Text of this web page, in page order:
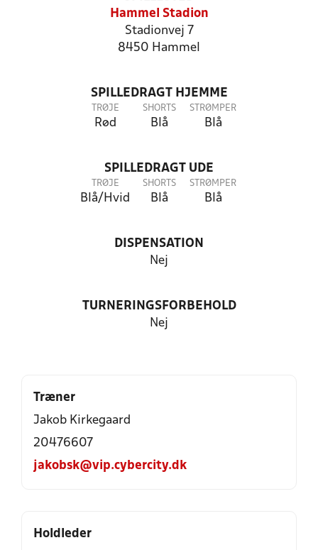
Hammel Stadion
Stadionvej 7
8450 Hammel
SPILLEDRAGT HJEMME
TRØJE
Rød
SHORTS
Blå
STRØMPER
Blå
SPILLEDRAGT UDE
TRØJE
Blå/Hvid
SHORTS
Blå
STRØMPER
Blå
DISPENSATION
Nej
TURNERINGSFORBEHOLD
Nej
Træner
Jakob Kirkegaard
20476607
jakobsk@vip.cybercity.dk
Holdleder